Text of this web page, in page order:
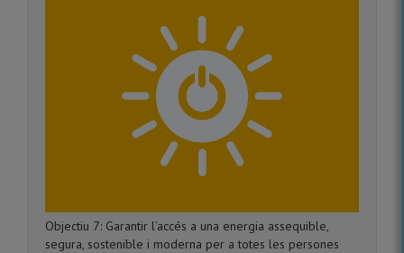
Objectiu 7: Garantir l’accés a una energia assequible,
segura, sostenible i moderna per a totes les persones